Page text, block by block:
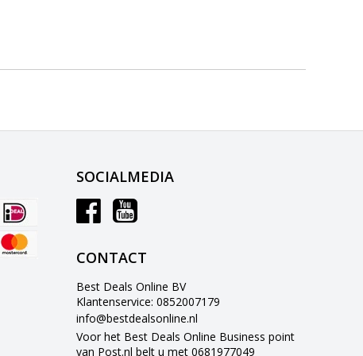
SOCIALMEDIA
CONTACT
Best Deals Online BV
Klantenservice: 0852007179
info@bestdealsonline.nl
Voor het Best Deals Online Business point
van Post.nl belt u met 0681977049